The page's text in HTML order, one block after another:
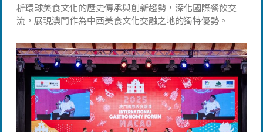
析環球美食文化的歷史傳承與創新趨勢，深化國際餐飲交
流，展現澳門作為中西美食文化交融之地的獨特優勢。